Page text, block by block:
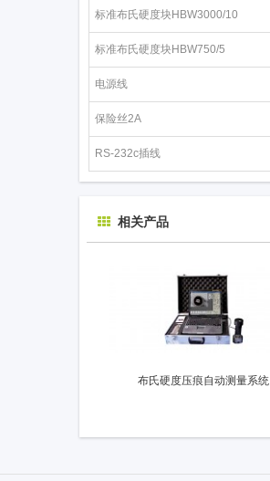
标准布氏硬度块HBW3000/10
标准布氏硬度块HBW750/5
电源线
保险丝2A
RS-232c插线
相关产品
布氏硬度压痕自动测量系统